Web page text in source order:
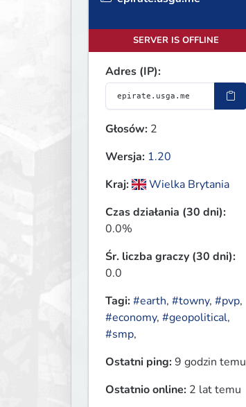
SERVER IS OFFLINE
Adres (IP):
Głosów: 2
Wersja: 1.20
Kraj:
Wielka Brytania
Czas działania (30 dni):
0.0%
Śr. liczba graczy (30 dni):
0.0
Tagi:#earth, #towny, #pvp,
#economy, #geopolitical,
#smp,
Ostatni ping:9 godzin temu
Ostatnio online: 2 lat temu